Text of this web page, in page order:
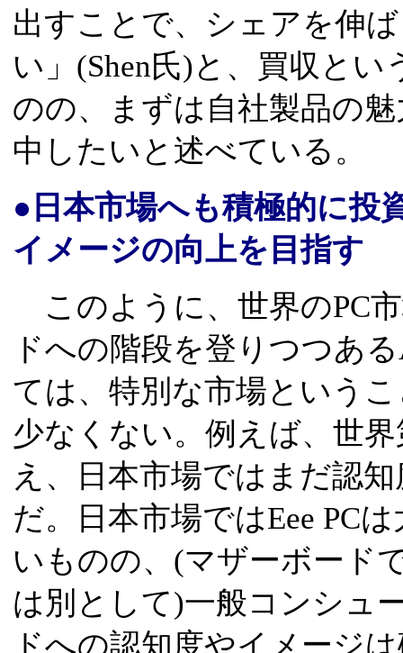
出すことで、シェアを伸
い」(Shen氏)と、買収と
のの、まずは自社製品の
中したいと述べている。
●日本市場へも積極的に投
イメージの向上を目指す
このように、世界のPC
ドへの階段を登りつつあ
ては、特別な市場という
少なくない。例えば、世
え、日本市場ではまだ認
だ。日本市場ではEee PC
いものの、(マザーボード
は別として)一般コンシュ
ドへの認知度やイメージ